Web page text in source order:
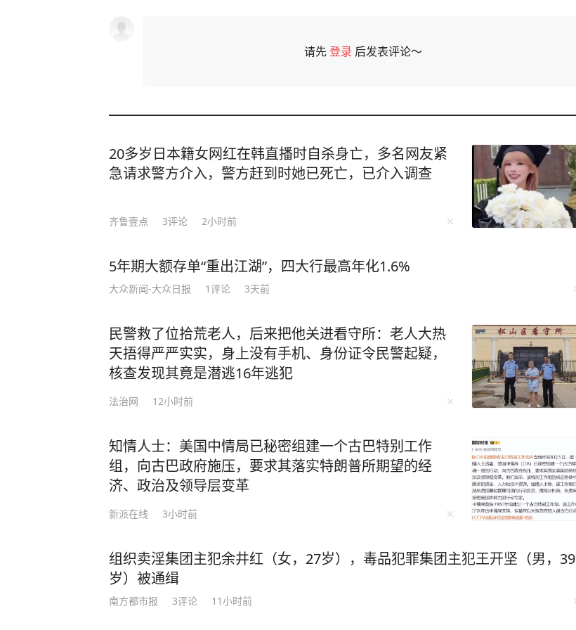
请先登录 后发表评论～
20多岁日本籍女网红在韩直播时自杀身亡，多名网友紧
急请求警方介入，警方赶到时她已死亡，已介入调查
齐鲁壹点 3评论 2小时前
5年期大额存单“重出江湖”，四大行最高年化1.6%
大众新闻-大众日报 1评论 3天前
民警救了位拾荒老人，后来把他关进看守所：老人大热
天捂得严严实实，身上没有手机、身份证令民警起疑，
核查发现其竟是潜逃16年逃犯
法治网 12小时前
知情人士：美国中情局已秘密组建一个古巴特别工作
组，向古巴政府施压，要求其落实特朗普所期望的经
济、政治及领导层变革
新派在线 3小时前
组织卖淫集团主犯余井红（女，27岁），毒品犯罪集团主犯王开坚（男，39
岁）被通缉
南方都市报 3评论 11小时前